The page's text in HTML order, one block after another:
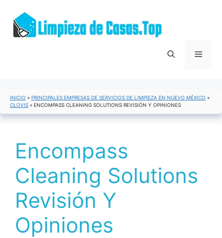
contenido
Menú
INICIO » PRINCIPALES EMPRESAS DE SERVICIOS DE LIMPIEZA EN NUEVO MÉXICO »
CLOVIS » ENCOMPASS CLEANING SOLUTIONS REVISIÓN Y OPINIONES
Encompass
Cleaning Solutions
Revisión Y
Opiniones